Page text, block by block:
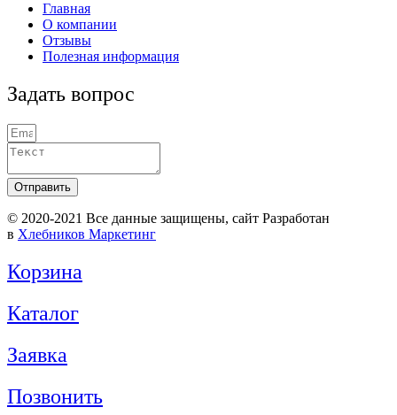
Главная
О компании
Отзывы
Полезная информация
Задать вопрос
Отправить
© 2020-2021 Вcе данные защищены, сайт Разработан
в Хлебников Маркетинг
Корзина
Каталог
Заявка
Позвонить